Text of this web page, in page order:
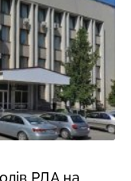
РДА на